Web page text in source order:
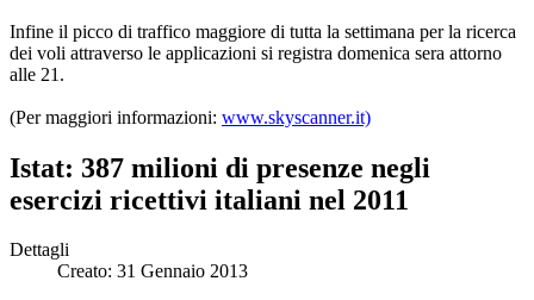
Infine il picco di traffico maggiore di tutta la settimana per la ricerca
dei voli attraverso le applicazioni si registra domenica sera attorno
alle 21.
(Per maggiori informazioni: www.skyscanner.it)
Istat: 387 milioni di presenze negli
esercizi ricettivi italiani nel 2011
Dettagli
Creato: 31 Gennaio 2013